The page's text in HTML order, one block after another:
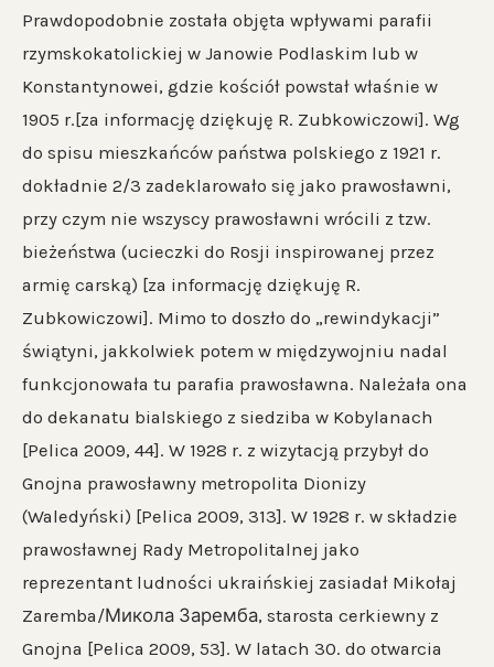
Prawdopodobnie została objęta wpływami parafii
rzymskokatolickiej w Janowie Podlaskim lub w
Konstantynowei, gdzie kościół powstał właśnie w
1905 r.[za informację dziękuję R. Zubkowiczowi]. Wg
do spisu mieszkańców państwa polskiego z 1921 r.
dokładnie 2/3 zadeklarowało się jako prawosławni,
przy czym nie wszyscy prawosławni wrócili z tzw.
bieżeństwa (ucieczki do Rosji inspirowanej przez
armię carską) [za informację dziękuję R.
Zubkowiczowi]. Mimo to doszło do „rewindykacji”
świątyni, jakkolwiek potem w międzywojniu nadal
funkcjonowała tu parafia prawosławna. Należała ona
do dekanatu bialskiego z siedziba w Kobylanach
[Pelica 2009, 44]. W 1928 r. z wizytacją przybył do
Gnojna prawosławny metropolita Dionizy
(Waledyński) [Pelica 2009, 313]. W 1928 r. w składzie
prawosławnej Rady Metropolitalnej jako
reprezentant ludności ukraińskiej zasiadał Mikołaj
Zaremba/Микола Заремба, starosta cerkiewny z
Gnojna [Pelica 2009, 53]. W latach 30. do otwarcia